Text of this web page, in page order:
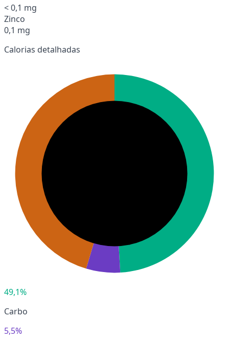
< 0,1 mg
Zinco
0,1 mg
Calorias detalhadas
49,1%
Carbo
5,5%